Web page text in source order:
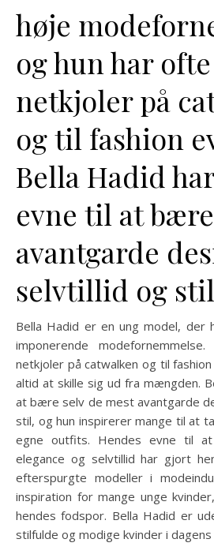
høje
og hun har
netkjoler på
og til fashion
Bella Hadid
evne til at
avantgarde
selvtillid og
Bella Hadid er en ung model, der
imponerende
netkjoler på catwalken og til
altid at skille sig ud fra mængden.
at bære selv de mest avantgarde
stil, og hun inspirerer mange til at
egne outfits. Hendes evne til
elegance og selvtillid har gjort
efterspurgte modeller i
inspiration for mange unge
hendes fodspor. Bella Hadid er
stilfulde og modige kvinder i